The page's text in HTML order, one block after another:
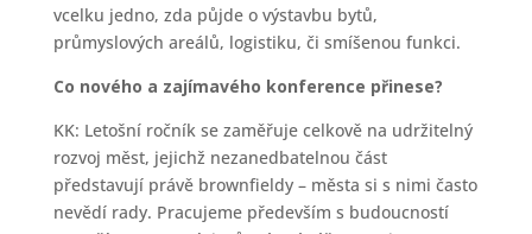
vcelku jedno, zda půjde o výstavbu bytů,
průmyslových areálů, logistiku, či smíšenou funkci.
Co nového a zajímavého konference přinese?
KK: Letošní ročník se zaměřuje celkově na udržitelný
rozvoj měst, jejichž nezanedbatelnou část
představují právě brownfieldy – města si s nimi často
nevědí rady. Pracujeme především s budoucností